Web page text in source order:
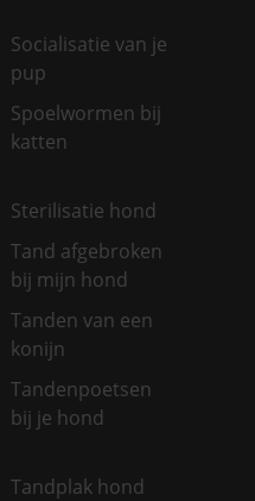
Socialisatie van je
pup
Spoelwormen bij
katten
Sterilisatie hond
Tand afgebroken
bij mijn hond
Tanden van een
konijn
Tandenpoetsen
bij je hond
Tandplak hond